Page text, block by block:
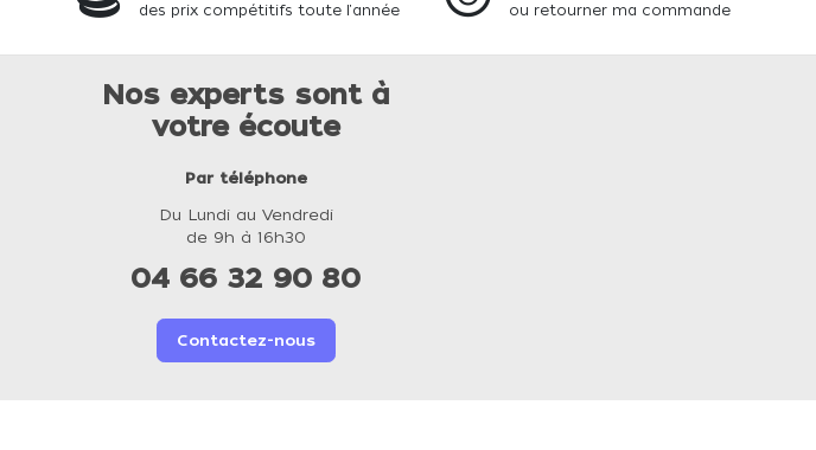
des prix compétitifs toute l'année ou retourner ma commande
Nos experts sont à
votre écoute
Par téléphone
Du Lundi au Vendredi
de 9h à 16h30
04 66 32 90 80
Contactez-nous